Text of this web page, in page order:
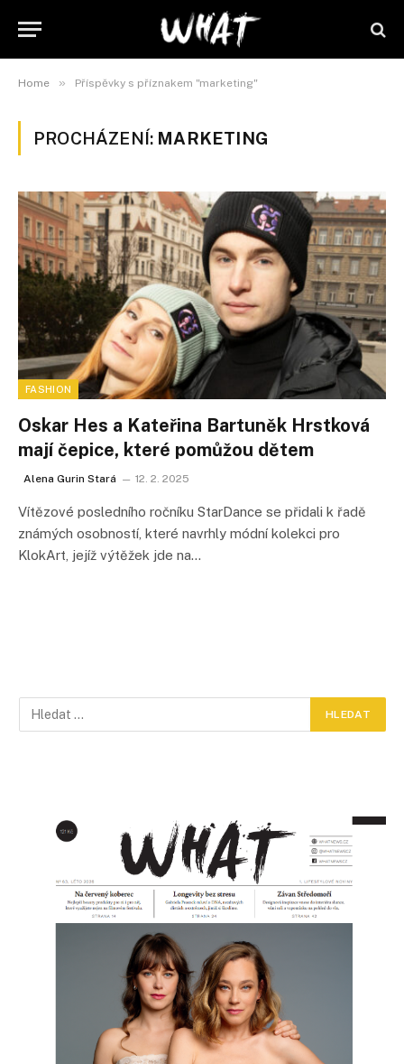
Home » Příspěvky s příznakem "marketing"
PROCHÁZENÍ: MARKETING
FASHION
Oskar Hes a Kateřina Bartuněk Hrstková
mají čepice, které pomůžou dětem
Alena Gurin Stará 12. 2. 2025
Vítězové posledního ročníku StarDance se přidali k řadě
známých osobností, které navrhly módní kolekci pro
KlokArt, jejíž výtěžek jde na…